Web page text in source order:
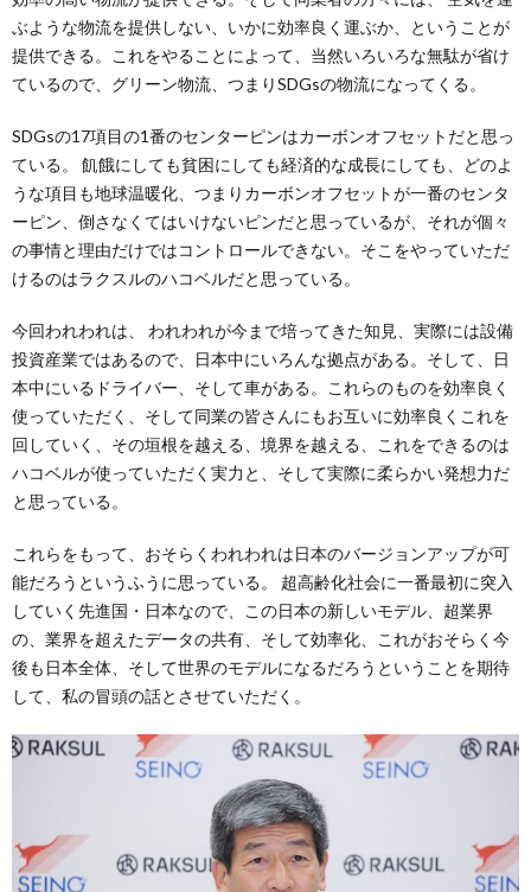
ぶような物流を提供しない、いかに効率良く運ぶか、ということが
提供できる。これをやることによって、当然いろいろな無駄が省け
ているので、グリーン物流、つまりSDGsの物流になってくる。
SDGsの17項目の1番のセンターピンはカーボンオフセットだと思っ
ている。 飢餓にしても貧困にしても経済的な成長にしても、どのよ
うな項目も地球温暖化、つまりカーボンオフセットが一番のセンタ
ーピン、倒さなくてはいけないピンだと思っているが、それが個々
の事情と理由だけではコントロールできない。そこをやっていただ
けるのはラクスルのハコベルだと思っている。
今回われわれは、 われわれが今まで培ってきた知見、実際には設備
投資産業ではあるので、日本中にいろんな拠点がある。そして、日
本中にいるドライバー、そして車がある。これらのものを効率良く
使っていただく、そして同業の皆さんにもお互いに効率良くこれを
回していく、その垣根を越える、境界を越える、これをできるのは
ハコベルが使っていただく実力と、そして実際に柔らかい発想力だ
と思っている。
これらをもって、おそらくわれわれは日本のバージョンアップが可
能だろうというふうに思っている。 超高齢化社会に一番最初に突入
していく先進国・日本なので、この日本の新しいモデル、超業界
の、業界を超えたデータの共有、そして効率化、これがおそらく今
後も日本全体、そして世界のモデルになるだろうということを期待
して、私の冒頭の話とさせていただく。